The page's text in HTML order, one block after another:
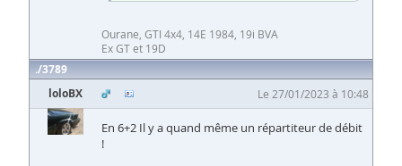
Ourane, GTI 4x4, 14E 1984, 19i BVA
Ex GT et 19D
3789
loloBX
Le 27/01/2023 à 10:48
En 6+2 Il y a quand même un répartiteur de débit
!